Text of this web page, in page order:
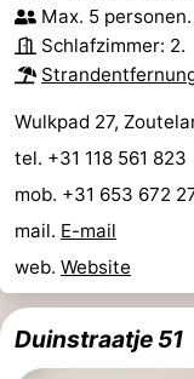
Nieuwvliet
-
Sluis
-
Natur
Zwin
Wetter
Max. 5 personen.
Schlafzimmer: 2.
Wulkpad 27,
tel. +31 118 561 823
mob. +31 653 672
mail. E-mail
web. Website
Duinstraatje 51